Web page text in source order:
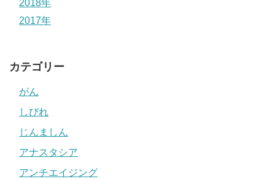
2018年
2017年
カテゴリー
がん
しびれ
じんましん
アナスタシア
アンチエイジング